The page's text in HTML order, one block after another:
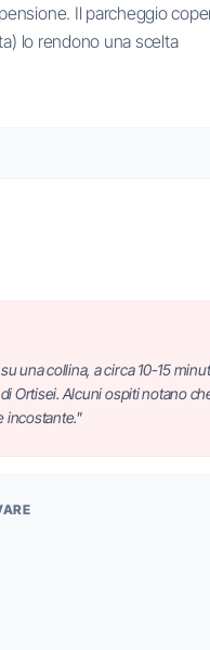
Il parcheggio
lo rendono una scelta
una collina, a circa 10-15
Ortisei. Alcuni ospiti notano
incostante."